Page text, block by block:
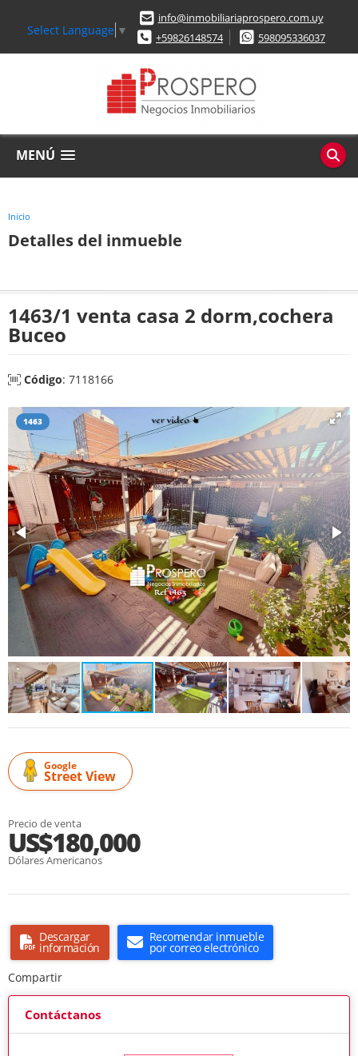
Select Language ▼
info@inmobiliariaprospero.com.uy
+59826148574
598095336037
MENÚ
Inicio
Detalles del inmueble
1463/1 venta casa 2 dorm,cochera
Buceo
Código: 7118166
1463
Google
Street View
Precio de venta
US$180,000
Dólares Americanos
Descargar
información
Recomendar inmueble
por correo electrónico
Compartir
Contáctanos